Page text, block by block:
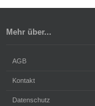
Mehr über...
AGB
Kontakt
Datenschutz